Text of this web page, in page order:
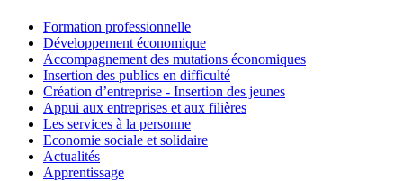
Formation professionnelle
Développement économique
Accompagnement des mutations économiques
Insertion des publics en difficulté
Création d’entreprise - Insertion des jeunes
Appui aux entreprises et aux filières
Les services à la personne
Economie sociale et solidaire
Actualités
Apprentissage